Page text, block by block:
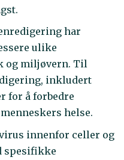
har
ulike
og miljøvern. Til
inkludert
for å forbedre
helse.
innenfor celler og
spesifikke